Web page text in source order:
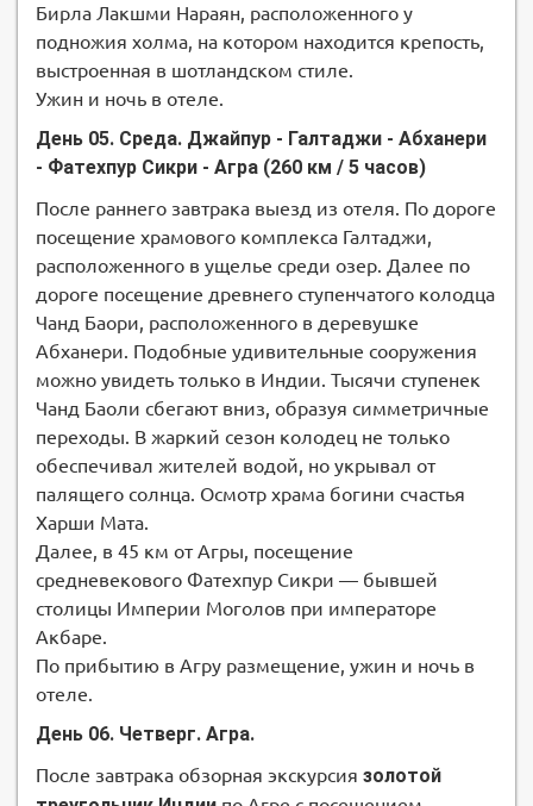
Бирла Лакшми Нараян, расположенного у
подножия холма, на котором находится крепость,
выстроенная в шотландском стиле.
Ужин и ночь в отеле.
День 05. Среда. Джайпур - Галтаджи - Абханери
- Фатехпур Сикри - Агра (260 км / 5 часов)
После раннего завтрака выезд из отеля. По дороге
посещение храмового комплекса Галтаджи,
расположенного в ущелье среди озер. Далее по
дороге посещение древнего ступенчатого колодца
Чанд Баори, расположенного в деревушке
Абханери. Подобные удивительные сооружения
можно увидеть только в Индии. Тысячи ступенек
Чанд Баоли сбегают вниз, образуя симметричные
переходы. В жаркий сезон колодец не только
обеспечивал жителей водой, но укрывал от
палящего солнца. Осмотр храма богини счастья
Харши Мата.
Далее, в 45 км от Агры, посещение
средневекового Фатехпур Сикри — бывшей
столицы Империи Моголов при императоре
Акбаре.
По прибытию в Агру размещение, ужин и ночь в
отеле.
День 06. Четверг. Агра.
После завтрака обзорная экскурсия золотой